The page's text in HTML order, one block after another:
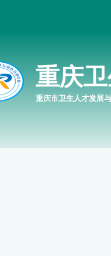
重庆
重庆市卫生人才发展